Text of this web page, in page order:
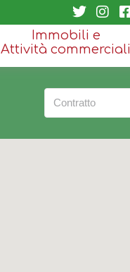
Immobili e
Attività commerciali
Contratto